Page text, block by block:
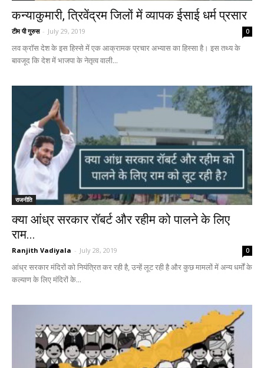
कन्याकुमारी, त्रिवेंद्रम जिलों में व्यापक ईसाई धर्म प्रसार
टीम पी गुरुस - July 29, 2019 0
लव क्रॉस देश के इस हिस्से में एक आक्रामक प्रचार अभ्यास का हिस्सा है। इस तथ्य के
बावजूद कि देश में भाजपा के नेतृत्व वाली...
राजनीति
क्या आंध्र सरकार रॉबर्ट और रहीम को पालने के लिए
राम...
Ranjith Vadiyala - July 28, 2019 0
आंध्र सरकार मंदिरों को नियंत्रित कर रही है, उन्हें लूट रही है और कुछ मामलों में अन्य धर्मों के
कल्याण के लिए मंदिरों के...